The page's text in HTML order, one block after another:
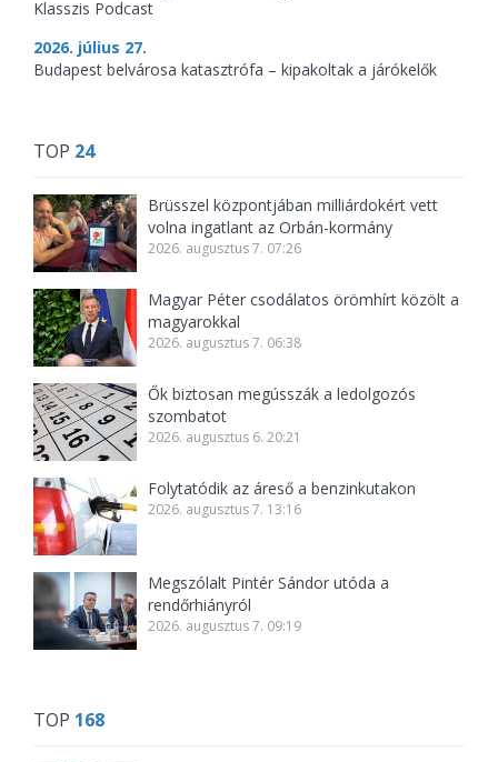
Klasszis Podcast
2026. július 27.
Budapest belvárosa katasztrófa – kipakoltak a járókelők
TOP 24
Brüsszel központjában milliárdokért vett
volna ingatlant az Orbán-kormány
2026. augusztus 7. 07:26
Magyar Péter csodálatos örömhírt közölt a
magyarokkal
2026. augusztus 7. 06:38
Ők biztosan megússzák a ledolgozós
szombatot
2026. augusztus 6. 20:21
Folytatódik az áreső a benzinkutakon
2026. augusztus 7. 13:16
Megszólalt Pintér Sándor utóda a
rendőrhiányról
2026. augusztus 7. 09:19
TOP 168